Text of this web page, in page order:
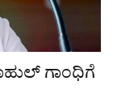
ಗಾಂಧಿಗೆ